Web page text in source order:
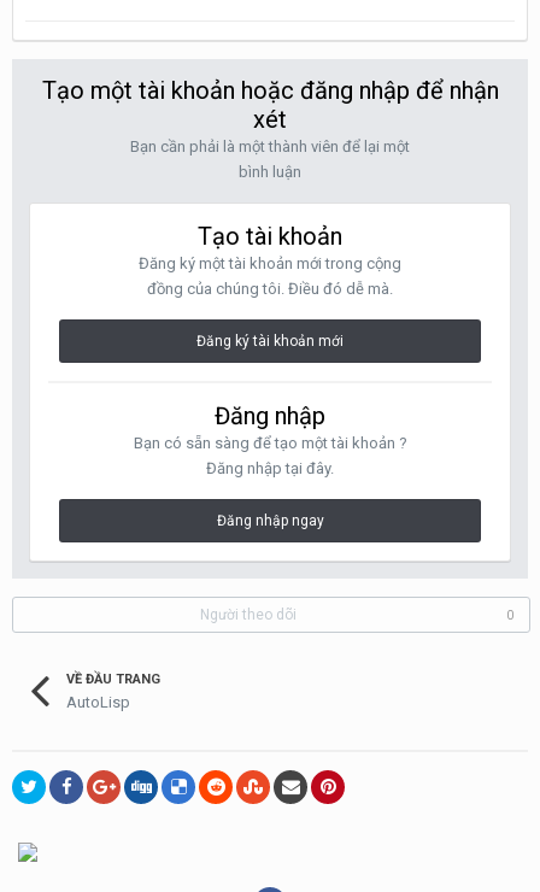
Tạo một tài khoản hoặc đăng nhập để nhận
xét
Bạn cần phải là một thành viên để lại một
bình luận
Tạo tài khoản
Đăng ký một tài khoản mới trong cộng
đồng của chúng tôi. Điều đó dễ mà.
Đăng ký tài khoản mới
Đăng nhập
Bạn có sẵn sàng để tạo một tài khoản ?
Đăng nhập tại đây.
Đăng nhập ngay
Người theo dõi 0
VỀ ĐẦU TRANG
AutoLisp